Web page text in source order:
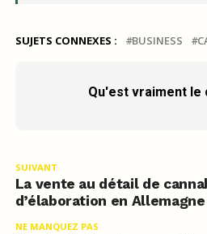
SUJETS CONNEXES : BUSINESS
Qu'est vraiment le
SUIVANT
La vente au détail de
d’élaboration en Allemagne
NE MANQUEZ PAS